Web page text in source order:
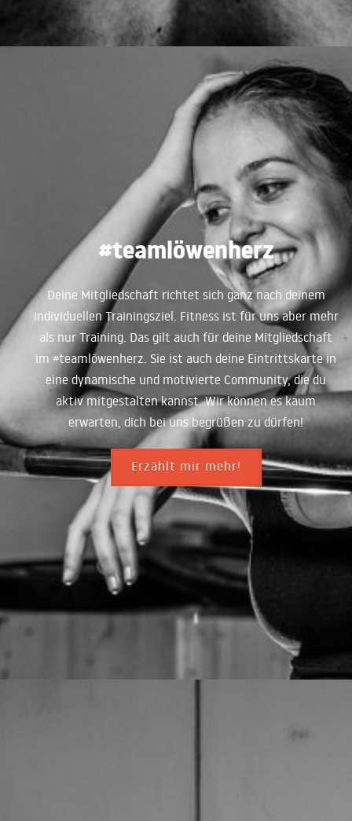
#teamlöwenherz
Deine Mitgliedschaft richtet sich ganz nach deinem
individuellen Trainingsziel. Fitness ist für uns aber mehr
als nur Training. Das gilt auch für deine Mitgliedschaft
im #teamlöwenherz. Sie ist auch deine Eintrittskarte in
eine dynamische und motivierte Community, die du
aktiv mitgestalten kannst. Wir können es kaum
erwarten, dich bei uns begrüßen zu dürfen!
Erzählt mir mehr!